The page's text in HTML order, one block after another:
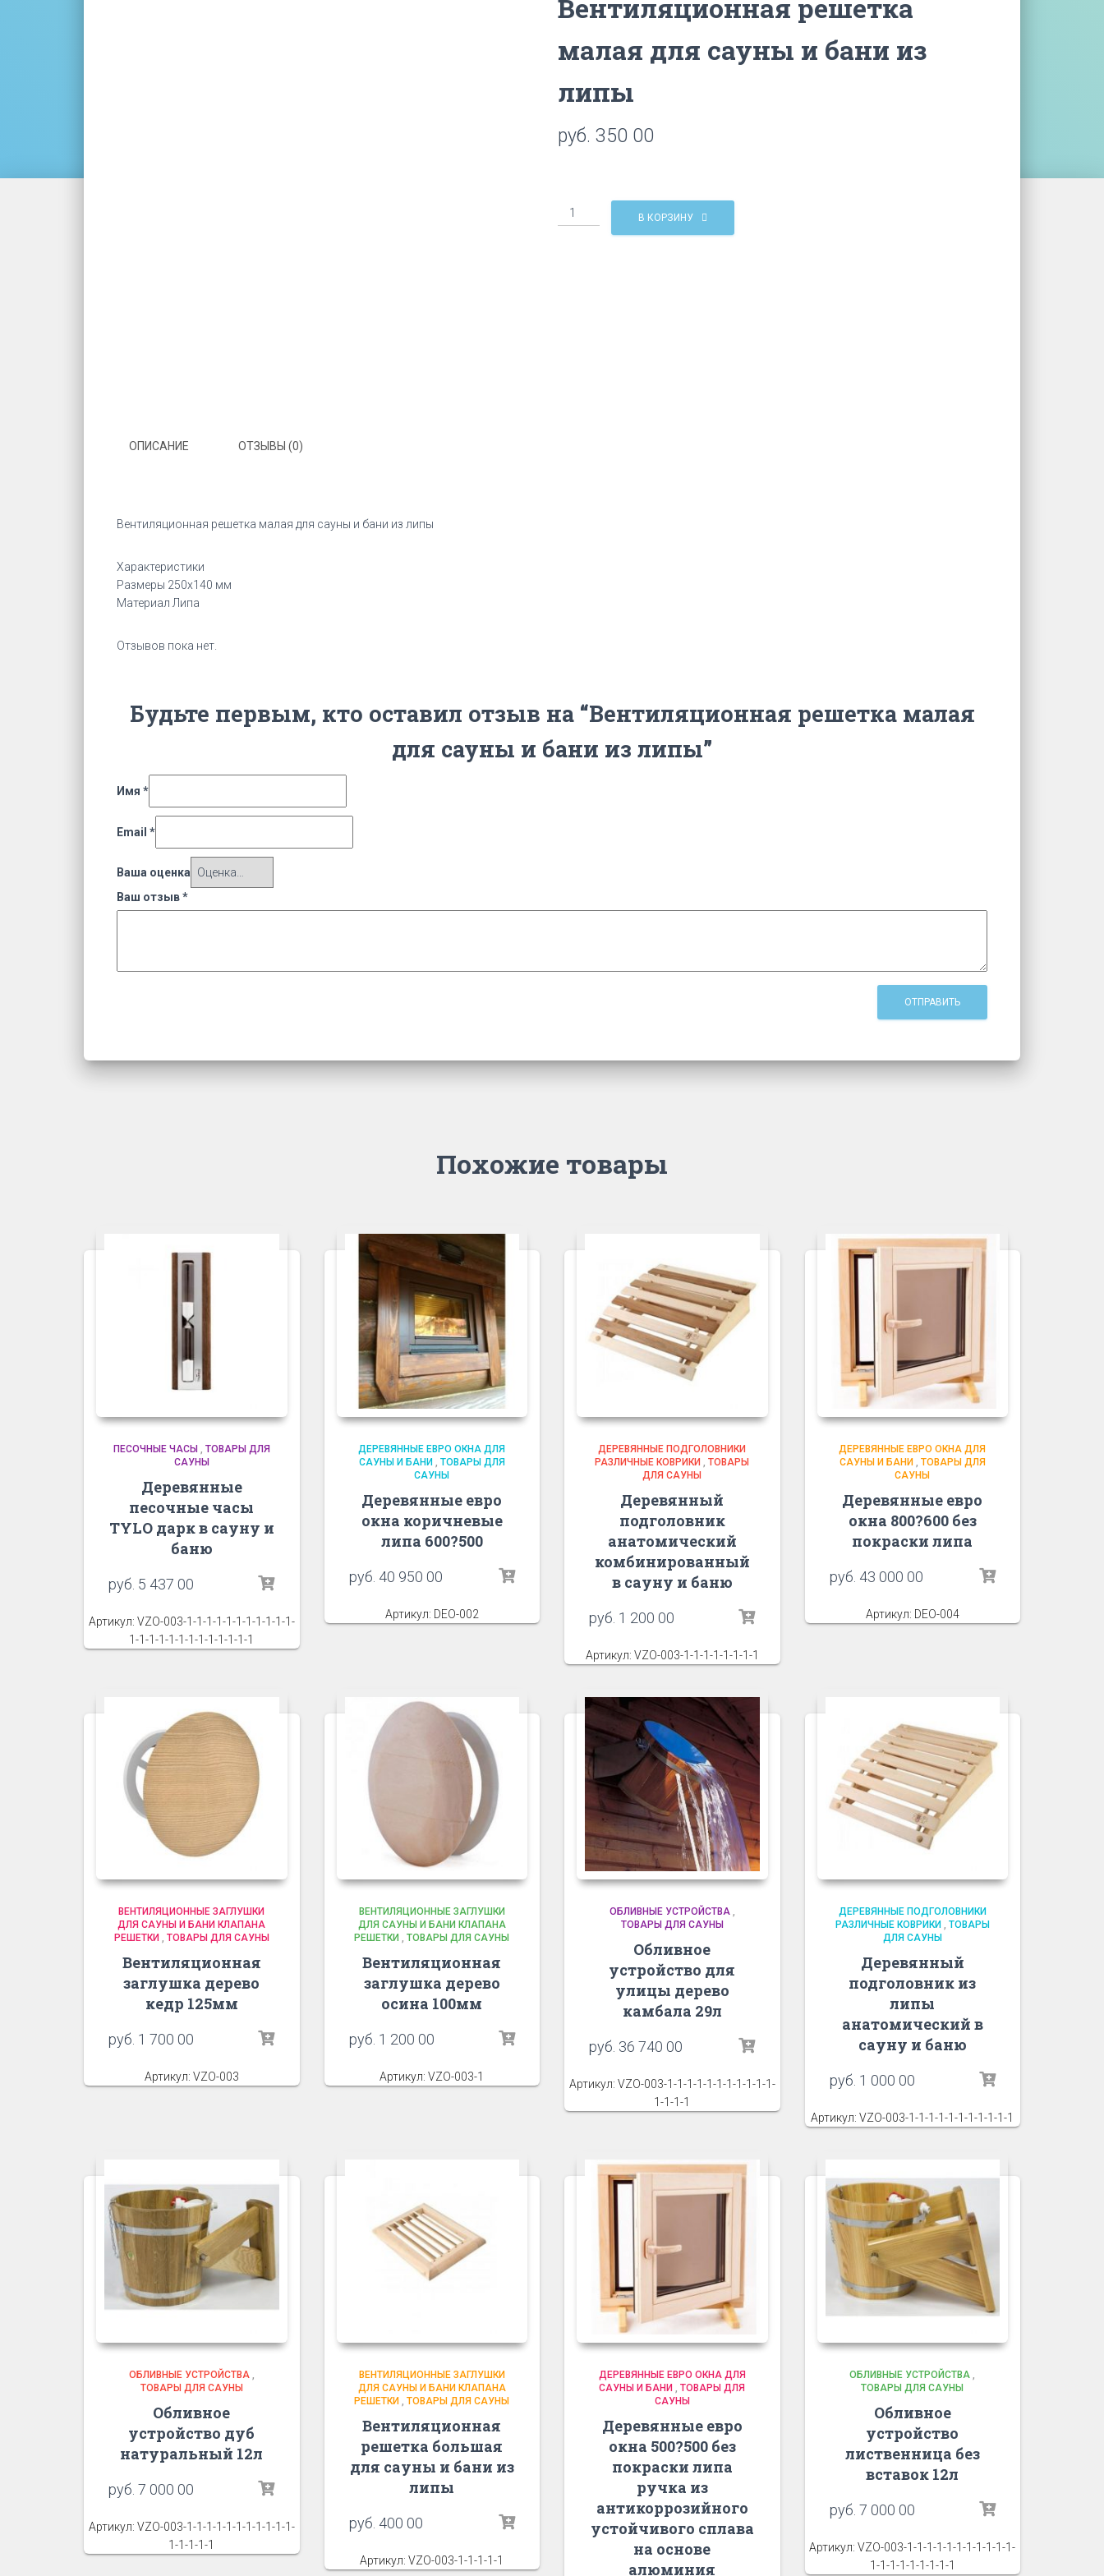
Вентиляционная решетка
малая для сауны и бани из
липы
руб. 350 00
Количество
Вентиляционная
В КОРЗИНУ
ОПИСАНИЕ ОТЗЫВЫ (0)
Вентиляционная решетка малая для сауны и бани из липы
Характеристики
Размеры 250х140 мм
Материал Липа
Отзывов пока нет.
Будьте первым, кто оставил отзыв на “Вентиляционная решетка малая
для сауны и бани из липы”
Имя *
Email *
Ваша оценка
Ваш отзыв*
Похожие товары
ПЕСОЧНЫЕ ЧАСЫ, ТОВАРЫ ДЛЯ
САУНЫ
Деревянные
песочные часы
TYLO дарк в сауну и
баню
руб. 5 437 00
Артикул: VZO-003-1-1-1-1-1-1-1-1-1-1-1-
1-1-1-1-1-1-1-1-1-1-1-1-1
ДЕРЕВЯННЫЕ ЕВРО ОКНА ДЛЯ
САУНЫ И БАНИ, ТОВАРЫ ДЛЯ
САУНЫ
Деревянные евро
окна коричневые
липа 600?500
руб. 40 950 00
Артикул: DEO-002
ДЕРЕВЯННЫЕ ПОДГОЛОВНИКИ
РАЗЛИЧНЫЕ КОВРИКИ ,ТОВАРЫ
ДЛЯ САУНЫ
Деревянный
подголовник
анатомический
комбинированный
в сауну и баню
руб. 1 200 00
Артикул: VZO-003-1-1-1-1-1-1-1-1
ДЕРЕВЯННЫЕ ЕВРО ОКНА ДЛЯ
САУНЫ И БАНИ, ТОВАРЫ ДЛЯ
САУНЫ
Деревянные евро
окна 800?600 без
покраски липа
руб. 43 000 00
Артикул: DEO-004
ВЕНТИЛЯЦИОННЫЕ ЗАГЛУШКИ
ДЛЯ САУНЫ И БАНИ КЛАПАНА
РЕШЕТКИ , ТОВАРЫ ДЛЯ САУНЫ
Вентиляционная
заглушка дерево
кедр 125мм
руб. 1 700 00
Артикул: VZO-003
ВЕНТИЛЯЦИОННЫЕ ЗАГЛУШКИ
ДЛЯ САУНЫ И БАНИ КЛАПАНА
РЕШЕТКИ ,ТОВАРЫ ДЛЯ САУНЫ
Вентиляционная
заглушка дерево
осина 100мм
руб. 1 200 00
Артикул: VZO-003-1
ОБЛИВНЫЕ УСТРОЙСТВА,
ТОВАРЫ ДЛЯ САУНЫ
Обливное
устройство для
улицы дерево
камбала 29л
руб. 36 740 00
Артикул: VZO-003-1-1-1-1-1-1-1-1-1-1-1-
1-1-1-1
ДЕРЕВЯННЫЕ ПОДГОЛОВНИКИ
РАЗЛИЧНЫЕ КОВРИКИ , ТОВАРЫ
ДЛЯ САУНЫ
Деревянный
подголовник из
липы
анатомический в
сауну и баню
руб. 1 000 00
Артикул: VZO-003-1-1-1-1-1-1-1-1-1-1-1
ОБЛИВНЫЕ УСТРОЙСТВА,
ТОВАРЫ ДЛЯ САУНЫ
Обливное
устройство дуб
натуральный 12л
руб. 7 000 00
Артикул: VZO-003-1-1-1-1-1-1-1-1-1-1-1-
1-1-1-1-1
ВЕНТИЛЯЦИОННЫЕ ЗАГЛУШКИ
ДЛЯ САУНЫ И БАНИ КЛАПАНА
РЕШЕТКИ ,ТОВАРЫ ДЛЯ САУНЫ
Вентиляционная
решетка большая
для сауны и бани из
липы
руб. 400 00
Артикул: VZO-003-1-1-1-1-1
ДЕРЕВЯННЫЕ ЕВРО ОКНА ДЛЯ
САУНЫ И БАНИ ,ТОВАРЫ ДЛЯ
САУНЫ
Деревянные евро
окна 500?500 без
покраски липа
ручка из
антикоррозийного
устойчивого сплава
на основе
алюминия
ОБЛИВНЫЕ УСТРОЙСТВА
ТОВАРЫ ДЛЯ САУНЫ
Обливное
устройство
лиственница без
вставок 12л
руб. 7 000 00
Артикул: VZO-003-1-1-1-1-1-1-1-1-1-1-1-
1-1-1-1-1-1-1-1-1